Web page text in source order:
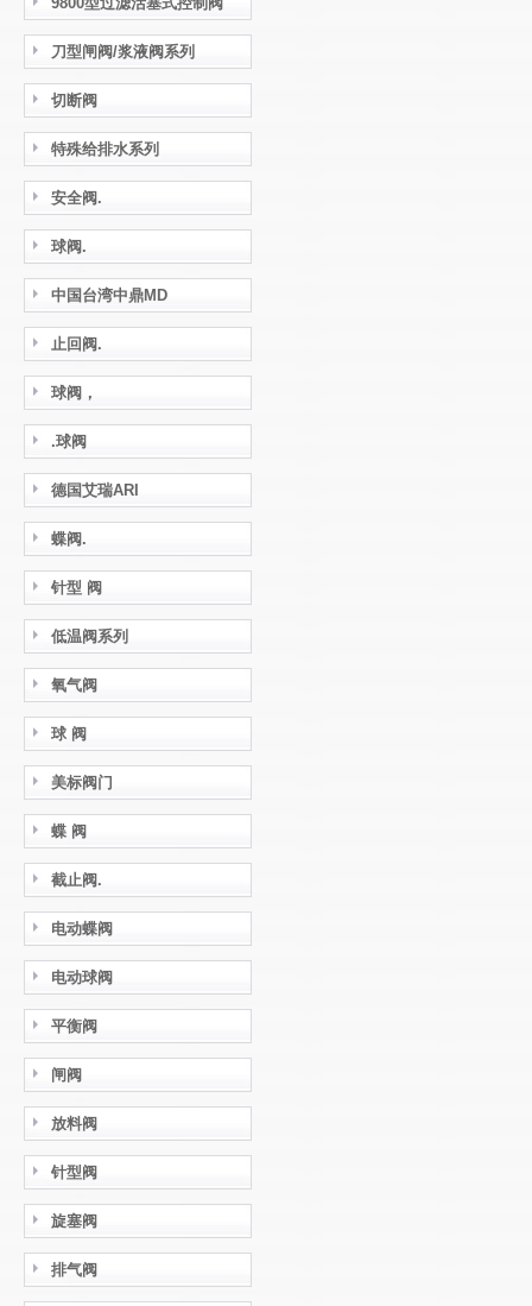
刀型闸阀/浆液阀系列
切断阀
特殊给排水系列
安全阀.
球阀.
中国台湾中鼎MD
止回阀.
球阀，
.球阀
德国艾瑞ARI
蝶阀.
针型 阀
低温阀系列
氧气阀
球 阀
美标阀门
蝶 阀
截止阀.
电动蝶阀
电动球阀
平衡阀
闸阀
放料阀
针型阀
旋塞阀
排气阀